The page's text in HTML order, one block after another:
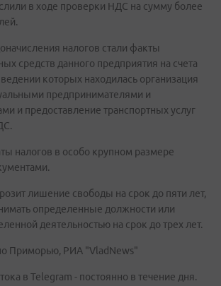
в ходе проверки НДС на сумму более
налогов стали факты
средств данного предприятия на счета
которых находилась организация
предпринимателями и
и предоставление транспортных услуг
налогов в особо крупном размере
лишение свободы на срок до пяти лет,
определенные должности или
деятельностью на срок до трех лет.
Приморью, РИА "VladNews"
в Telegram - постоянно в течение дня.